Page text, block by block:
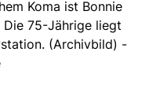
Koma ist Bonnie
Die 75-Jährige liegt
(Archivbild) -